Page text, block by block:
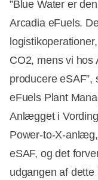
”Blue Water er
Arcadia eFuels.
CO2, mens vi hos
producere eSAF”,
eFuels Plant
Anlægget i
Power-to-X-
eSAF, og det
udgangen af dette